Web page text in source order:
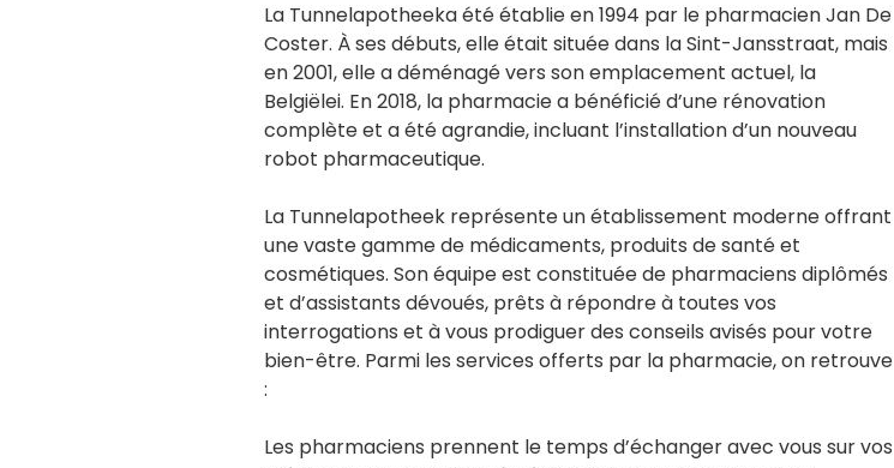
La Tunnelapotheeka été établie en 1994 par le pharmacien Jan De
Coster. À ses débuts, elle était située dans la Sint-Jansstraat, mais
en 2001, elle a déménagé vers son emplacement actuel, la
Belgiëlei. En 2018, la pharmacie a bénéficié d’une rénovation
complète et a été agrandie, incluant l’installation d’un nouveau
robot pharmaceutique.
La Tunnelapotheek représente un établissement moderne offrant
une vaste gamme de médicaments, produits de santé et
cosmétiques. Son équipe est constituée de pharmaciens diplômés
et d’assistants dévoués, prêts à répondre à toutes vos
interrogations et à vous prodiguer des conseils avisés pour votre
bien-être. Parmi les services offerts par la pharmacie, on retrouve
:
Les pharmaciens prennent le temps d’échanger avec vous sur vos